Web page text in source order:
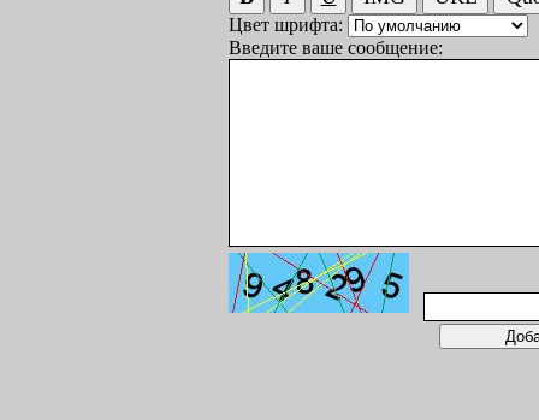
Цвет шрифта:
Введите ваше сообщение: